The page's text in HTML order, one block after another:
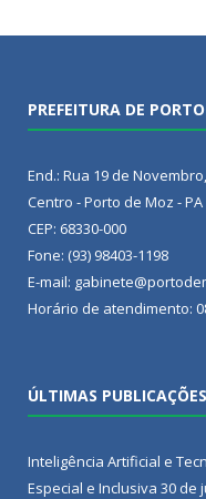
PREFEITURA DE
End.: Rua 19 de
Centro - Porto de Moz - PA
CEP: 68330-000
Fone: (93) 98403-1198
E-mail:
Horário de atendimento:
ÚLTIMAS PUBLICAÇÕES
Inteligência Artificial e
Especial e Inclusiva 30 de